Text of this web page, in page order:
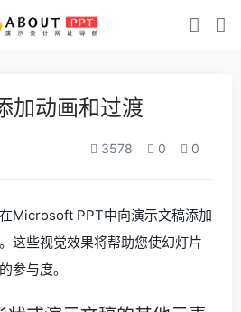
加动画和过渡
3578 0 0
Microsoft PPT中向演示文稿添加
这些视觉效果将帮助您使幻灯片
参与度。